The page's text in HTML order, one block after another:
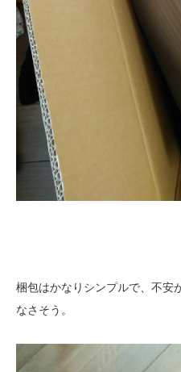
梱包はかなりシンプルで、不安
なさそう。